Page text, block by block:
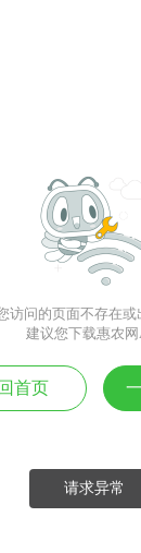
访问的页面不存在或
建议您下载惠农网
首页
请求异常